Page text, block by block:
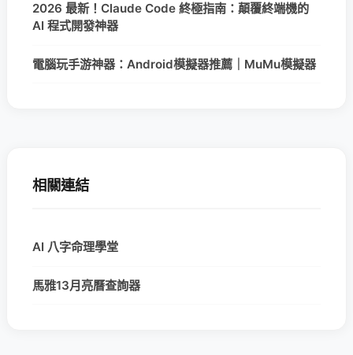
2026 最新！Claude Code 終極指南：顛覆終端機的
AI 程式開發神器
電腦玩手游神器：Android模擬器推薦｜MuMu模擬器
相關連結
AI 八字命理學堂
馬雅13月亮曆查詢器